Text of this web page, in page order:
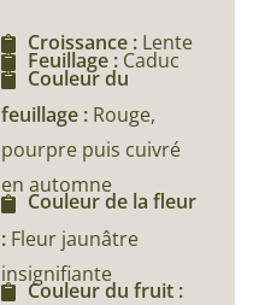
Croissance : Lente
Feuillage : Caduc
Couleur du
feuillage : Rouge,
pourpre puis cuivré
en automne
Couleur de la fleur
: Fleur jaunâtre
insignifiante
Couleur du fruit :